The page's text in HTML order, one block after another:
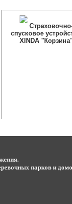
спусковое
XINDA
парков и